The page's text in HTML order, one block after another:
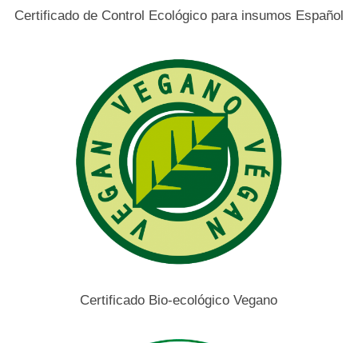
Certificado de Control Ecológico para insumos Español
Certificado Bio-ecológico Vegano